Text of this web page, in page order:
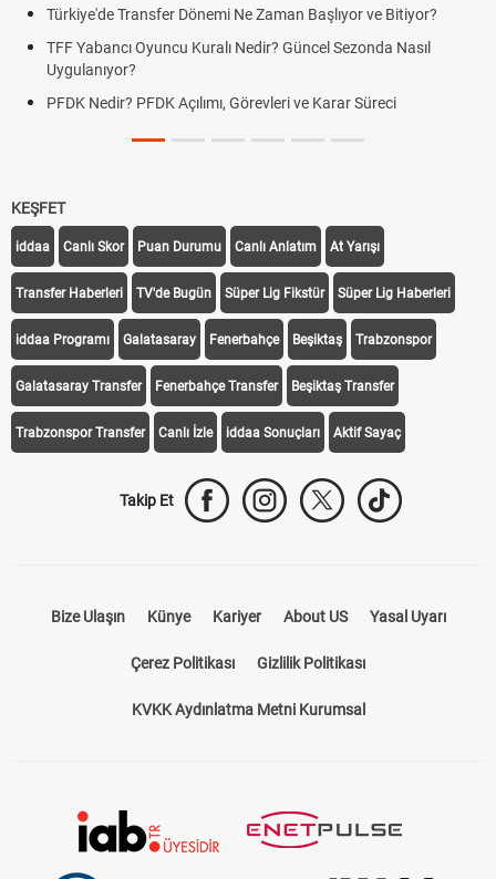
Türkiye'de Transfer Dönemi Ne Zaman Başlıyor ve Bitiyor?
TFF Yabancı Oyuncu Kuralı Nedir? Güncel Sezonda Nasıl
Uygulanıyor?
PFDK Nedir? PFDK Açılımı, Görevleri ve Karar Süreci
KEŞFET
iddaa Canlı Skor Puan Durumu Canlı Anlatım At Yarışı
Transfer Haberleri TV'de Bugün Süper Lig Fikstür Süper Lig Haberleri
iddaa Programı Galatasaray Fenerbahçe Beşiktaş Trabzonspor
Galatasaray Transfer Fenerbahçe Transfer Beşiktaş Transfer
Trabzonspor Transfer Canlı İzle iddaa Sonuçları Aktif Sayaç
Takip Et
Bize Ulaşın Künye Kariyer About US Yasal Uyarı
Çerez Politikası Gizlilik Politikası
KVKK Aydınlatma Metni Kurumsal